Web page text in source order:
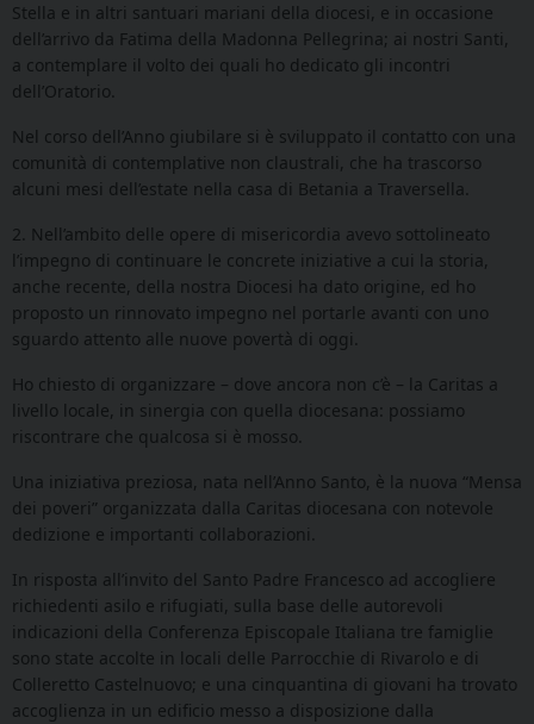
Stella e in altri santuari mariani della diocesi, e in occasione
dell’arrivo da Fatima della Madonna Pellegrina; ai nostri Santi,
a contemplare il volto dei quali ho dedicato gli incontri
dell’Oratorio.
Nel corso dell’Anno giubilare si è sviluppato il contatto con una
comunità di contemplative non claustrali, che ha trascorso
alcuni mesi dell’estate nella casa di Betania a Traversella.
2. Nell’ambito delle opere di misericordia avevo sottolineato
l’impegno di continuare le concrete iniziative a cui la storia,
anche recente, della nostra Diocesi ha dato origine, ed ho
proposto un rinnovato impegno nel portarle avanti con uno
sguardo attento alle nuove povertà di oggi.
Ho chiesto di organizzare – dove ancora non c’è – la Caritas a
livello locale, in sinergia con quella diocesana: possiamo
riscontrare che qualcosa si è mosso.
Una iniziativa preziosa, nata nell’Anno Santo, è la nuova “Mensa
dei poveri” organizzata dalla Caritas diocesana con notevole
dedizione e importanti collaborazioni.
In risposta all’invito del Santo Padre Francesco ad accogliere
richiedenti asilo e rifugiati, sulla base delle autorevoli
indicazioni della Conferenza Episcopale Italiana tre famiglie
sono state accolte in locali delle Parrocchie di Rivarolo e di
Colleretto Castelnuovo; e una cinquantina di giovani ha trovato
accoglienza in un edificio messo a disposizione dalla